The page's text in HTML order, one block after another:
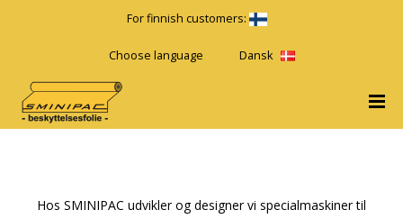
For finnish customers:
Choose language Dansk
Hos SMINIPAC udvikler og designer vi specialmaskiner til